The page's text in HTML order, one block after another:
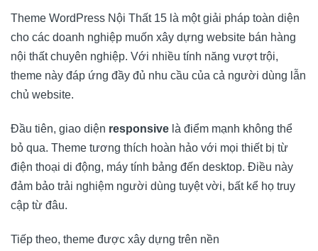
Theme WordPress Nội Thất 15 là một giải pháp toàn diện
cho các doanh nghiệp muốn xây dựng website bán hàng
nội thất chuyên nghiệp. Với nhiều tính năng vượt trội,
theme này đáp ứng đầy đủ nhu cầu của cả người dùng lẫn
chủ website.
Đầu tiên, giao diện responsive là điểm mạnh không thể
bỏ qua. Theme tương thích hoàn hảo với mọi thiết bị từ
điện thoại di động, máy tính bảng đến desktop. Điều này
đảm bảo trải nghiệm người dùng tuyệt vời, bất kể họ truy
cập từ đâu.
Tiếp theo, theme được xây dựng trên nền